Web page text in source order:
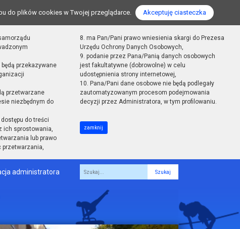
do plików cookies w Twojej przeglądarce. Akceptuję ciasteczka
przekazywane
przetwarzane
niezbędnym do
do treści
ich sprostowania,
lub prawo
przetwarzania,
8. ma Pan/Pani prawo wniesienia skargi do Prezesa
Urzędu Ochrony Danych Osobowych,
9. podanie przez Pana/Panią danych osobowych
jest fakultatywne (dobrowolne) w celu
udostępnienia strony internetowej,
10. Pana/Pani dane osobowe nie będą podlegały
zautomatyzowanym procesom podejmowania
decyzji przez Administratora, w tym profilowaniu.
zamknij
administratora
Fraza